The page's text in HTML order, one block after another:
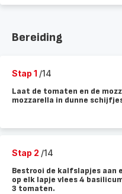
Bereiding
Stap 1 /14
Laat de tomaten en de
mozzarella in dunne
Stap 2 /14
Bestrooi de kalfslapjes aan
op elk lapje vlees 4
3 tomaten.